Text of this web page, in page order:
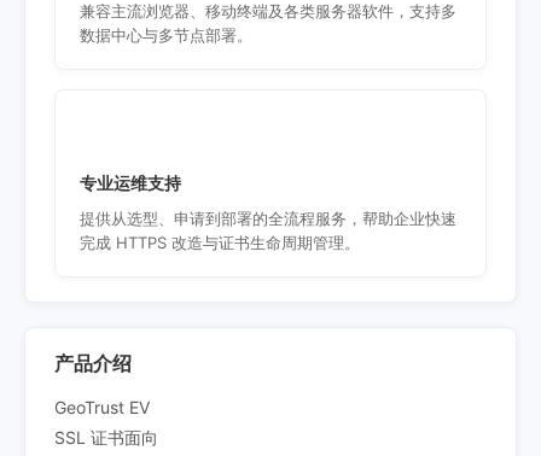
兼容主流浏览器、移动终端及各类服务器软件，支持多
数据中心与多节点部署。
专业运维支持
提供从选型、申请到部署的全流程服务，帮助企业快速
完成 HTTPS 改造与证书生命周期管理。
产品介绍
GeoTrust EV
SSL 证书面向